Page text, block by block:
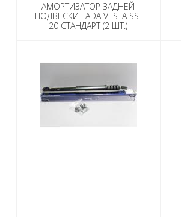
АМОРТИЗАТОР ЗАДНЕЙ
ПОДВЕСКИ LADA VESTA SS-
20 СТАНДАРТ (2 ШТ.)